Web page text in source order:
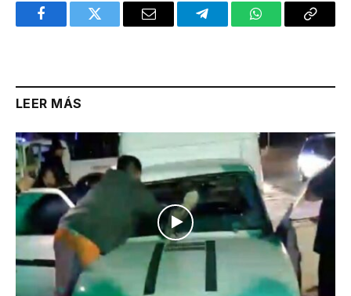
FacebookTwitter Email TelegramWhatsAppCopy
LEER MÁS